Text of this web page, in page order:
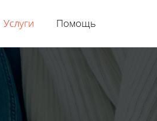
Услуги Помощь